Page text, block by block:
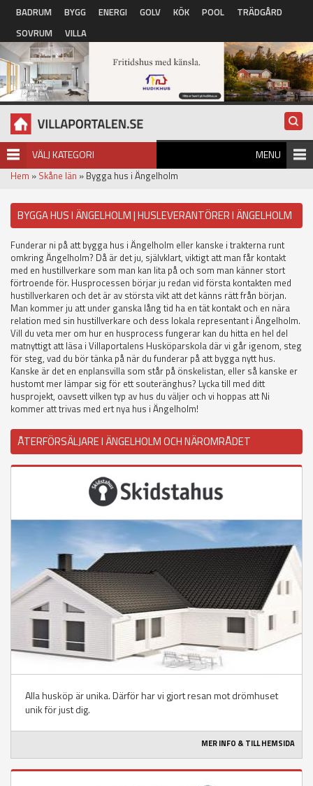
Hoppa till huvudinnehåll
BADRUM BYGG ENERGI GOLV KÖK POOL
TRÄDGÅRD
SOVRUM
VILLA
VÄLJ KATEGORI MENU
Hem » Skåne län » Bygga hus i Ängelholm
BYGGA HUS I ÄNGELHOLM | HUSLEVERANTÖRER I ÄNGELHOLM
Funderar ni på att bygga hus i Ängelholm eller kanske i trakterna runt
omkring Ängelholm? Då är det ju, självklart, viktigt att man får kontakt
med en hustillverkare som man kan lita på och som man känner stort
förtroende för. Husprocessen börjar ju redan vid första kontakten med
hustillverkaren och det är av största vikt att det känns rätt från början.
Man kommer ju att under ganska lång tid ha en tät kontakt och en nära
relation med sin hustillverkare och dess lokala representant i Ängelholm.
Vill du veta mer om hur en husprocess fungerar kan du hitta en hel del
matnyttigt att läsa i Villaportalens Husköparskola där vi går igenom, steg
för steg, vad du bör tänka på när du funderar på att bygga nytt hus.
Kanske är det en enplansvilla som står på önskelistan, eller så kanske er
hustomt mer lämpar sig för ett souteränghus? Lycka till med ditt
husprojekt, oavsett vilken typ av hus du väljer och vi hoppas att Ni
kommer att trivas med ert nya hus i Ängelholm!
ÅTERFÖRSÄLJARE I ÄNGELHOLM OCH NÄROMRÅDET
Alla husköp är unika. Därför har vi gjort resan mot drömhuset
unik för just dig.
MER INFO & TILL HEMSIDA